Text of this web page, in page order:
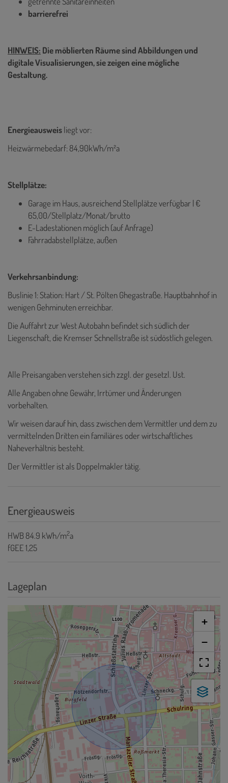
barrierefrei
HINWEIS: Die möblierten Räume sind Abbildungen und
digitale Visualisierungen, sie zeigen eine mögliche
Gestaltung.
Energieausweisliegt vor:
Heizwärmebedarf: 84,90kWh/m²a
Stellplätze:
Garage im Haus, ausreichend Stellplätze verfügbar | €
65,00/Stellplatz/Monat/brutto
E-Ladestationen möglich (auf Anfrage)
Fahrradabstellplätze, außen
Verkehrsanbindung:
Buslinie 1: Station: Hart / St. Pölten Ghegastraße. Hauptbahnhof in
wenigen Gehminuten erreichbar.
Die Auffahrt zur West Autobahn befindet sich südlich der
Liegenschaft, die Kremser Schnellstraße ist südöstlich gelegen.
Alle Preisangaben verstehen sich zzgl. der gesetzl. Ust.
Alle Angaben ohne Gewähr, Irrtümer und Änderungen
vorbehalten.
Wir weisen darauf hin, dass zwischen dem Vermittler und dem zu
vermittelnden Dritten ein familiäres oder wirtschaftliches
Naheverhältnis besteht.
Der Vermittler ist als Doppelmakler tätig.
Energieausweis
HWB84.9 kWh/m2a
fGEE1,25
Lageplan
+
−